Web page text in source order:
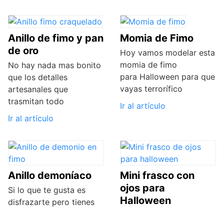
Anillo de fimo y pan
de oro
No hay nada mas bonito
que los detalles
artesanales que
trasmitan todo
Ir al artículo
Momia de Fimo
Hoy vamos modelar esta
momia de fimo
para Halloween para que
vayas terrorífico
Ir al artículo
Anillo demoníaco
Si lo que te gusta es
disfrazarte pero tienes
Mini frasco con
ojos para
Halloween